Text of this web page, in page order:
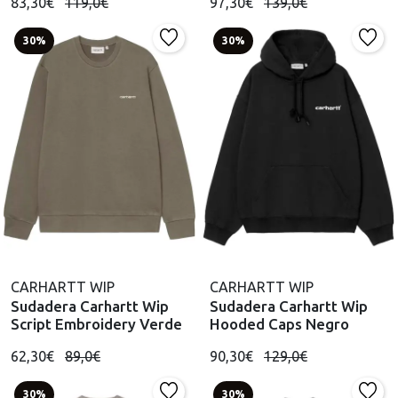
30%
CARHARTT WIP
Sudadera Carhartt Wip
Script Embroidery Verde
62,30€ 89,0€
30%
CARHARTT WIP
Sudadera Carhartt Wip
Hooded Caps Negro
90,30€ 129,0€
30% 30%